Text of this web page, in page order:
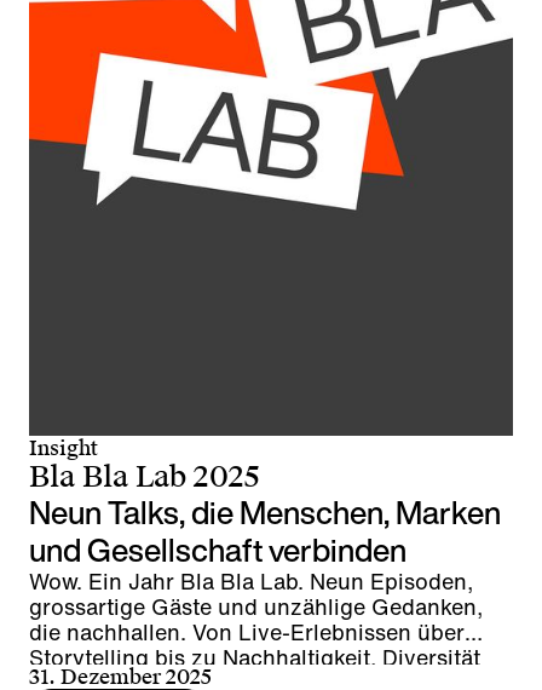
Insight
Bla Bla Lab 2025
Neun Talks, die Menschen, Marken
und Gesellschaft verbinden
Wow. Ein Jahr Bla Bla Lab. Neun Episoden,
grossartige Gäste und unzählige Gedanken,
die nachhallen. Von Live-Erlebnissen über
Storytelling bis zu Nachhaltigkeit, Diversität
und Leadership. Zeit, kurz innezuhalten,
31. Dezember 2025